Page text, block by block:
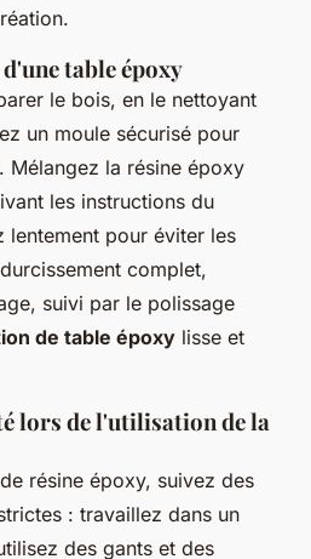
table époxy
le bois, en le nettoyant
un moule sécurisé pour
Mélangez la résine époxy
les instructions du
pour éviter les
complet,
suivi par le polissage
de table époxy lisse et
lors de l'utilisation de la
résine époxy, suivez des
: travaillez dans un
des gants et des